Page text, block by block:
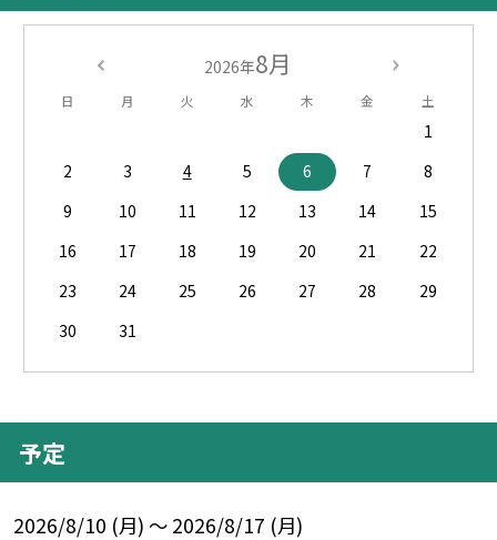
2026年8月
日 月 火 水 木 金 土
1
2
3 4 5 6 7
8
9
10 11 12 13 14
15
16
17 18 19 20 21
22
23
24 25 26 27 28
29
30
31
予定
2026/8/10 (月) ～ 2026/8/17 (月)